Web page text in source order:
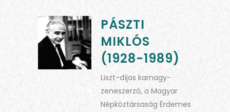
PÁSZTI
MIKLÓS
(1928-1989)
Liszt-díjas karnagy-
zeneszerző, a Magyar
Népköztársaság Érdemes